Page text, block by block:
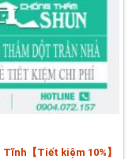
【Tiết kiệm 10%】